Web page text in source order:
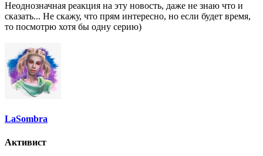
Неоднозначная реакция на эту новость, даже не знаю что и
сказать... Не скажу, что прям интересно, но если будет время,
то посмотрю хотя бы одну серию)
LaSombra
Активист